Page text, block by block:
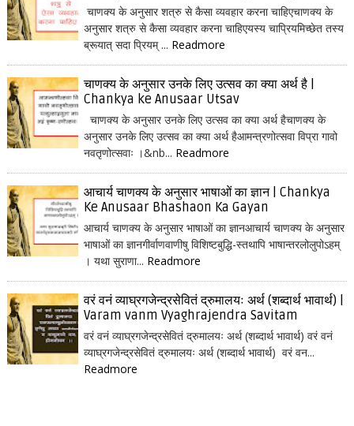
चाणक्य के अनुसार शत्रु से कैसा व्यवहार करना चाहिएचाणक्य के
अनुसार शत्रु से कैसा व्यवहार करना चाहिएयस्य चाप्रियमिच्छेत तस्य
ब्रूयात् सदा प्रियम् ... Readmore
चाणक्य के अनुसार उनके लिए उत्सव का क्या अर्थ है |
Chankya ke Anusaar Utsav
चाणक्य के अनुसार उनके लिए उत्सव का क्या अर्थ हैचाणक्य के
अनुसार उनके लिए उत्सव का क्या अर्थ हैआमन्त्रणोत्सवा विप्रा गावो
नवतृणोत्सवाः ।&nb... Readmore
आचार्य चाणक्य के अनुसार भाषाओं का ज्ञान | Chankya
Ke Anusaar Bhashaon Ka Gayan
आचार्य चाणक्य के अनुसार भाषाओं का ज्ञानआचार्य चाणक्य के अनुसार
भाषाओं का ज्ञानगीर्वाणवाणीषु विशिष्टबुद्धि-स्तथापि भाषान्तरलोलुपोऽहम्
। यथा सुराणा... Readmore
वरं वनं व्याघ्रगजेन्द्रसेवितं द्रुमालयः अर्थ (शब्दार्थ भावार्थ) |
Varam vanm Vyaghrajendra Savitam
वरं वनं व्याघ्रगजेन्द्रसेवितं द्रुमालयः अर्थ (शब्दार्थ भावार्थ) वरं वनं
व्याघ्रगजेन्द्रसेवितं द्रुमालयः अर्थ (शब्दार्थ भावार्थ) वरं वन...
Readmore